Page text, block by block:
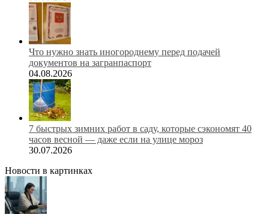
Что нужно знать иногороднему перед подачей
документов на загранпаспорт
04.08.2026
7 быстрых зимних работ в саду, которые сэкономят 40
часов весной — даже если на улице мороз
30.07.2026
Новости в картинках